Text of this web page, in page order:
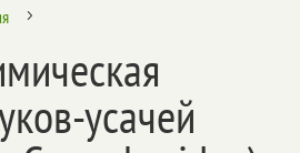
5
усачей